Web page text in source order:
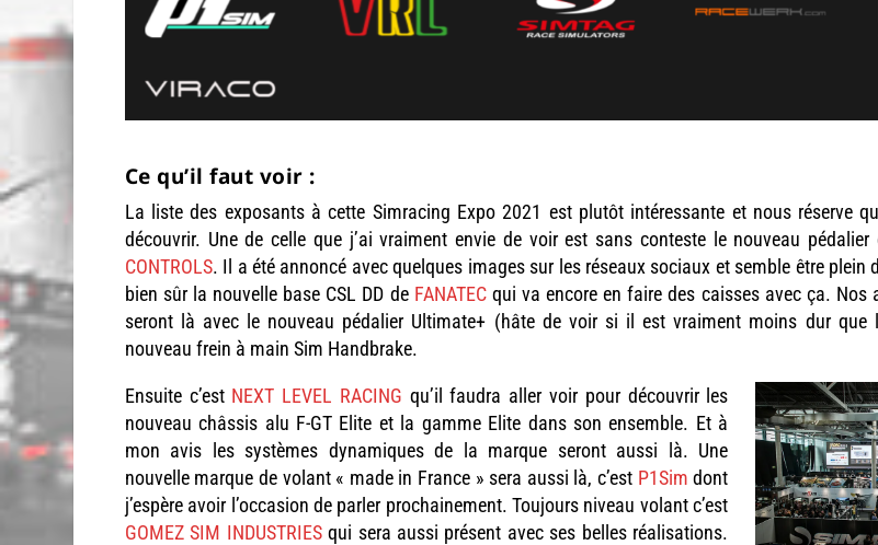
Ce qu’il faut voir :
La liste des exposants à cette Simracing Expo 2021 est plutôt intéressante et nous réserve
découvrir. Une de celle que j’ai vraiment envie de voir est sans conteste le nouveau
CONTROLS. Il a été annoncé avec quelques images sur les réseaux sociaux et semble être plein
bien sûr la nouvelle base CSL DD de FANATECqui va encore en faire des caisses avec ça. Nos
seront là avec le nouveau pédalier Ultimate+ (hâte de voir si il est vraiment moins dur que
nouveau frein à main Sim Handbrake.
Ensuite c’est NEXT LEVEL RACING qu’il faudra aller voir pour découvrir les
nouveau châssis alu F-GT Elite et la gamme Elite dans son ensemble. Et à
mon avis les systèmes dynamiques de la marque seront aussi là. Une
nouvelle marque de volant « made in France » sera aussi là, c’est P1Sim dont
j’espère avoir l’occasion de parler prochainement. Toujours niveau volant c’est
GOMEZ SIM INDUSTRIESqui sera aussi présent avec ses belles réalisations.